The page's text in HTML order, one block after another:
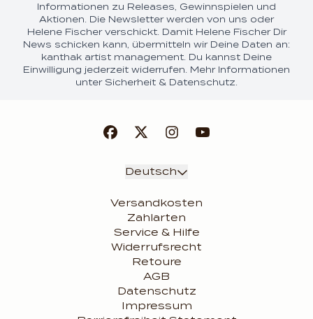
Informationen zu Releases, Gewinnspielen und
Aktionen. Die Newsletter werden von uns oder
Helene Fischer verschickt. Damit Helene Fischer Dir
News schicken kann, übermitteln wir Deine Daten an:
kanthak artist management. Du kannst Deine
Einwilligung jederzeit widerrufen. Mehr Informationen
unter Sicherheit & Datenschutz.
Deutsch
Versandkosten
Zahlarten
Service & Hilfe
Widerrufsrecht
Retoure
AGB
Datenschutz
Impressum